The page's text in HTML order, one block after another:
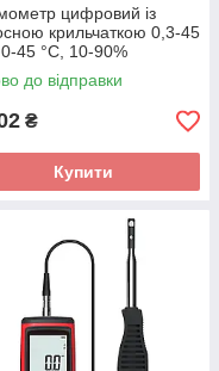
цифровий із
крильчаткою 0,3-45
45 °C, 10-90%
GT8915
до відправки
₴
Купити